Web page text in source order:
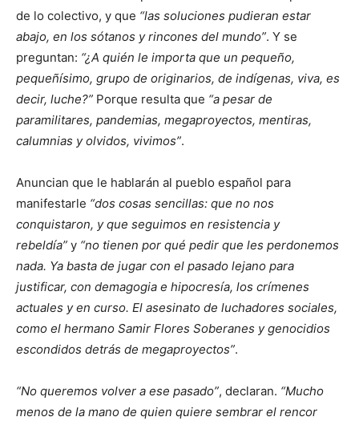
de lo colectivo, y que las soluciones pudieran estar
abajo, en los sótanos y rincones del mundo . Y se
preguntan: ¿A quién le importa que un pequeño,
pequeñísimo, grupo de originarios, de indígenas, viva, es
decir, luche? Porque resulta que a pesar de
paramilitares, pandemias, megaproyectos, mentiras,
calumnias y olvidos, vivimos .
Anuncian que le hablarán al pueblo español para
manifestarle dos cosas sencillas: que no nos
conquistaron, y que seguimos en resistencia y
rebeldía y no tienen por qué pedir que les perdonemos
nada. Ya basta de jugar con el pasado lejano para
justificar, con demagogia e hipocresía, los crímenes
actuales y en curso. El asesinato de luchadores sociales,
como el hermano Samir Flores Soberanes y genocidios
escondidos detrás de megaproyectos .
No queremos volver a ese pasado , declaran. Mucho
menos de la mano de quien quiere sembrar el rencor